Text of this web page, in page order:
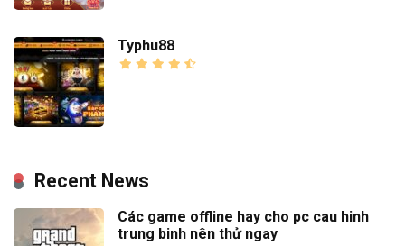
Typhu88
Recent News
Các game offline hay cho pc cau hinh
trung binh nên thử ngay